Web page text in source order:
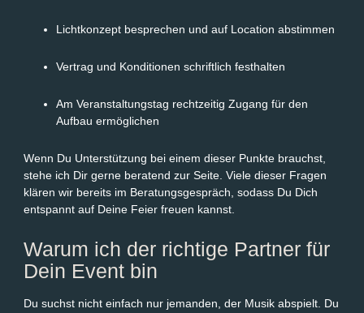
Lichtkonzept besprechen und auf Location abstimmen
Vertrag und Konditionen schriftlich festhalten
Am Veranstaltungstag rechtzeitig Zugang für den
Aufbau ermöglichen
Wenn Du Unterstützung bei einem dieser Punkte brauchst,
stehe ich Dir gerne beratend zur Seite. Viele dieser Fragen
klären wir bereits im Beratungsgespräch, sodass Du Dich
entspannt auf Deine Feier freuen kannst.
Warum ich der richtige Partner für
Dein Event bin
Du suchst nicht einfach nur jemanden, der Musik abspielt. Du